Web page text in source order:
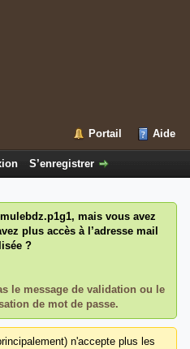
Portail Aide
S’enregistrer
mais vous avez
plus accès à l’adresse mail
?
le message de validation ou le
de mot de passe.
n'accepte plus les